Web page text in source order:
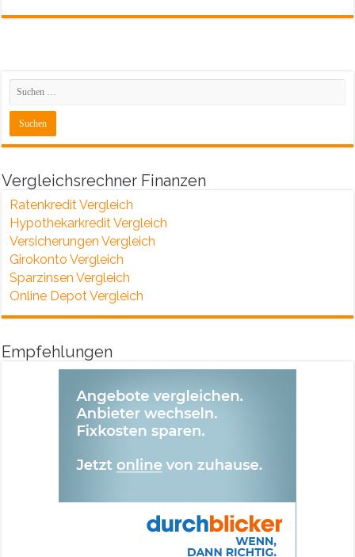
Vergleichsrechner Finanzen
Ratenkredit Vergleich
Hypothekarkredit Vergleich
Versicherungen Vergleich
Girokonto Vergleich
Sparzinsen Vergleich
Online Depot Vergleich
Empfehlungen